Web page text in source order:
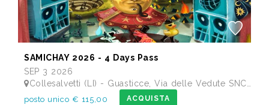
SAMICHAY 2026 - 4 Days Pass
SEP 3 2026
Collesalvetti (LI) - Guasticce, Via delle Vedute SNC - Lago Alberto, Tenuta Bellavista Insuese
posto unico € 115,00 ACQUISTA